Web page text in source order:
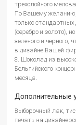
трехслойного
По Вашему
только
(серебро и золото),
зеленого и черного,
в дизайне Вашей
3. Шоколад из
Бельгийского
месяца.
Дополнительные
Выборочный лак,
печать на